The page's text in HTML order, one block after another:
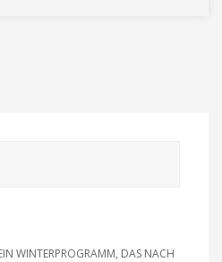
WINTERPROGRAMM, DAS NACH